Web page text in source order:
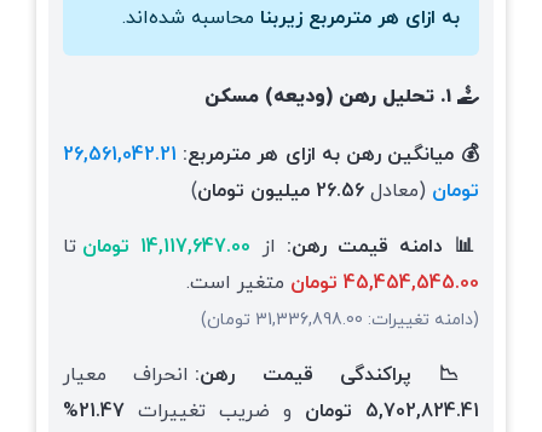
به ازای هر مترمربع زیربنا محاسبه شده‌اند.
💰 میانگین رهن به ازای هر مترمربع: 26,561,042.21
تومان (معادل 26.56 میلیون تومان )
📊 دامنه قیمت رهن: از 14,117,647.00 تومان
تا
45,454,545.00 تومان
متغیر است.
(دامنه تغییرات: 31,336,898.00 تومان)
📉 پراکندگی قیمت رهن: انحراف معیار
5,702,824.41 تومان
و ضریب تغییرات 21.47%